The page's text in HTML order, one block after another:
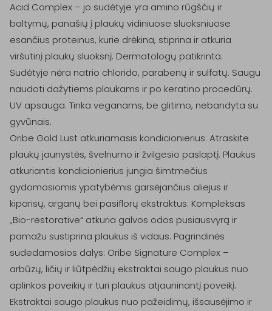
Acid Complex – jo sudėtyje yra amino rūgščių ir
baltymų, panašių į plaukų vidiniuose sluoksniuose
esančius proteinus, kurie drėkina, stiprina ir atkuria
viršutinį plaukų sluoksnį. Dermatologų patikrinta.
Sudėtyje nėra natrio chlorido, parabenų ir sulfatų. Saugu
naudoti dažytiems plaukams ir po keratino procedūrų.
UV apsauga. Tinka veganams, be glitimo, nebandyta su
gyvūnais.
Oribe Gold Lust atkuriamasis kondicionierius: Atraskite
plaukų jaunystės, švelnumo ir žvilgesio paslaptį. Plaukus
atkuriantis kondicionierius jungia šimtmečius
gydomosiomis ypatybėmis garsėjančius aliejus ir
kiparisų, arganų bei pasiflorų ekstraktus. Kompleksas
„Bio-restorative“ atkuria galvos odos pusiausvyrą ir
pamažu sustiprina plaukus iš vidaus. Pagrindinės
sudedamosios dalys: Oribe Signature Complex –
arbūzų, ličių ir liūtpėdžių ekstraktai saugo plaukus nuo
aplinkos poveikių ir turi plaukus atjauninantį poveikį.
Ekstraktai saugo plaukus nuo pažeidimų, išsausėjimo ir